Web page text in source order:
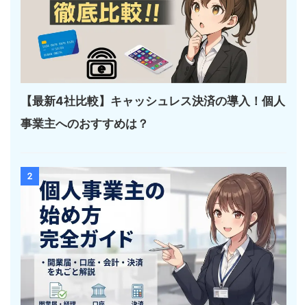
【最新4社比較】キャッシュレス決済の導入！個人
事業主へのおすすめは？
2